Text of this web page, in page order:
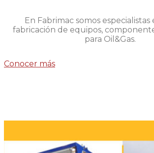
En Fabrimac somos especialistas
fabricación de equipos,
para Oil&Gas.
Conocer más